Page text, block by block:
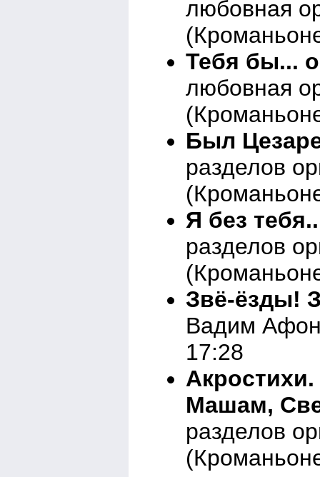
любовная
Тебя бы...
любовная
Был
разделов
Я без
разделов
Звё-ёзды!
Вадим
17:28
Машам,
разделов